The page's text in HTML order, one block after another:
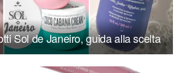
Sol de Janeiro, guida alla scelta